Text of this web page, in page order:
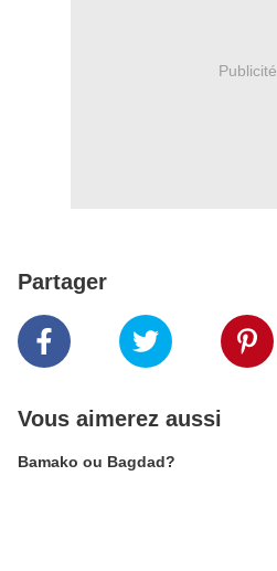
Publicité
Partager
Vous aimerez aussi
Bamako ou Bagdad?